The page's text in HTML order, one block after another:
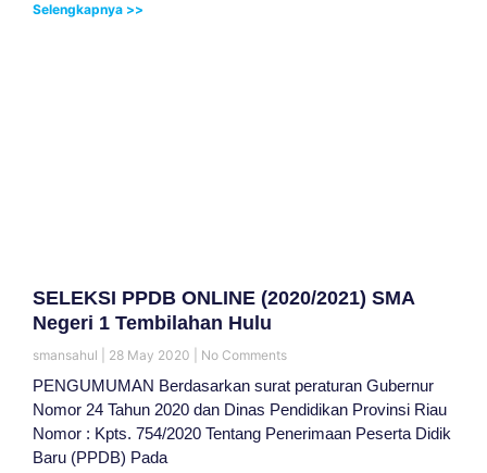
Selengkapnya >>
SELEKSI PPDB ONLINE (2020/2021) SMA
Negeri 1 Tembilahan Hulu
smansahul 28 May 2020 No Comments
PENGUMUMAN Berdasarkan surat peraturan Gubernur
Nomor 24 Tahun 2020 dan Dinas Pendidikan Provinsi Riau
Nomor : Kpts. 754/2020 Tentang Penerimaan Peserta Didik
Baru (PPDB) Pada